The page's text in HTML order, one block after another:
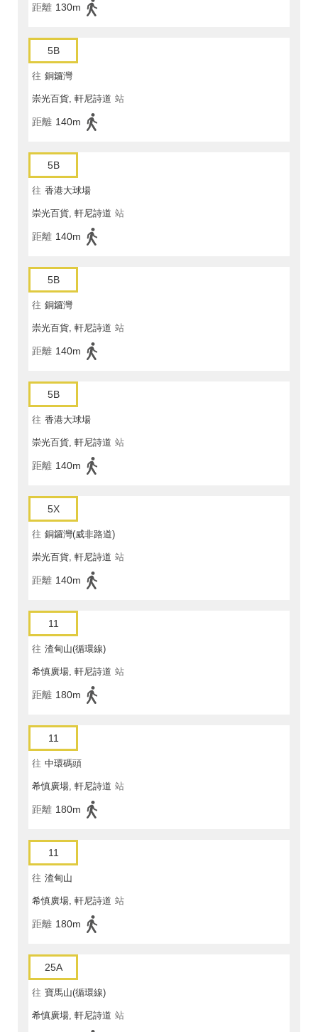
距離 130m
5B
往 銅鑼灣
崇光百貨, 軒尼詩道 站
距離 140m
5B
往 香港大球場
崇光百貨, 軒尼詩道 站
距離 140m
5B
往 銅鑼灣
崇光百貨, 軒尼詩道 站
距離 140m
5B
往 香港大球場
崇光百貨, 軒尼詩道 站
距離 140m
5X
往 銅鑼灣(威非路道)
崇光百貨, 軒尼詩道 站
距離 140m
11
往 渣甸山(循環線)
希慎廣場, 軒尼詩道 站
距離 180m
11
往 中環碼頭
希慎廣場, 軒尼詩道 站
距離 180m
11
往 渣甸山
希慎廣場, 軒尼詩道 站
距離 180m
25A
往 寶馬山(循環線)
希慎廣場, 軒尼詩道 站